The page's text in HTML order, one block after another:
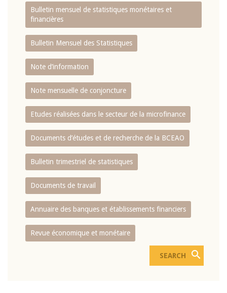
Bulletin mensuel de statistiques monétaires et
financières
Bulletin Mensuel des Statistiques
Note d’information
Note mensuelle de conjoncture
Etudes réalisées dans le secteur de la microfinance
Documents d’études et de recherche de la BCEAO
Bulletin trimestriel de statistiques
Documents de travail
Annuaire des banques et établissements financiers
Revue économique et monétaire